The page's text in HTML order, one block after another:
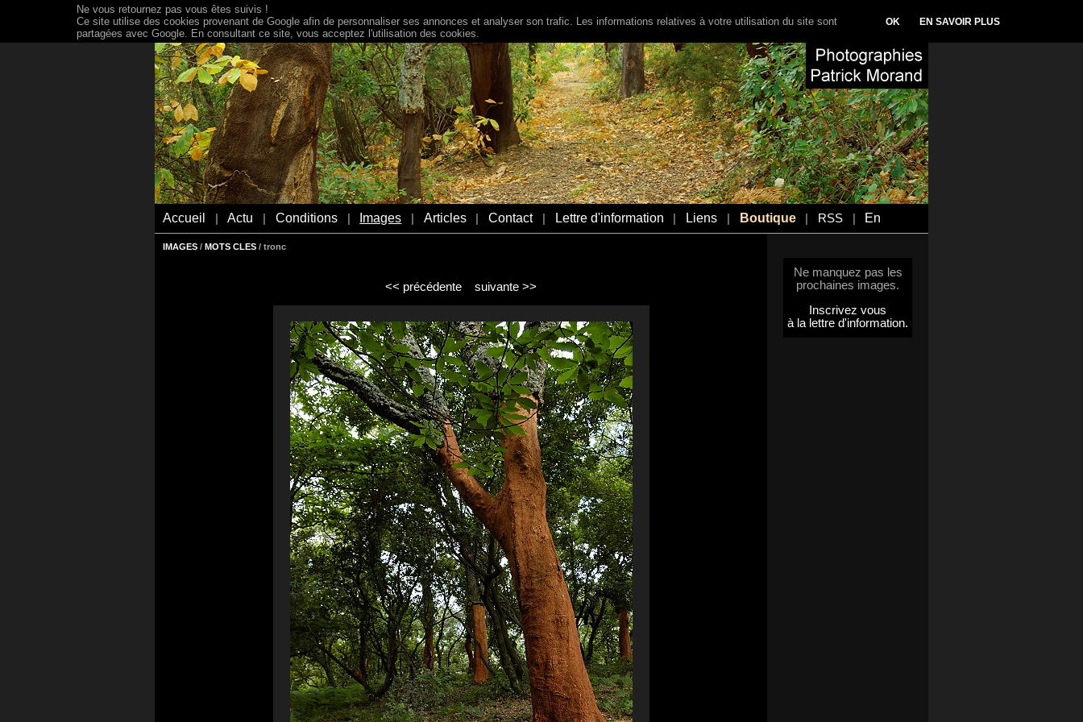
Accueil Actu Conditions Images Articles Contact Lettre d'information Liens Boutique RSS En
IMAGES / MOTS CLES / tronc
<< précédente suivante >>
Ne manquez pas les
prochaines images.
Inscrivez vous
à la lettre d'information.
Ne vous retournez pas vous êtes suivis !
Ce site utilise des cookies provenant de Google afin de personnaliser ses annonces et analyser son trafic. Les informations relatives à votre utilisation du site sont
partagées avec Google. En consultant ce site, vous acceptez l'utilisation des cookies.
OK EN SAVOIR PLUS